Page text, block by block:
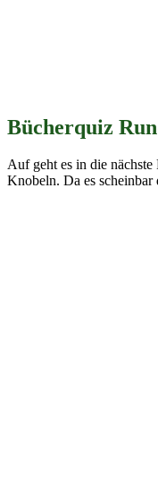
Bücherquiz
Auf geht es in die
Knobeln. Da es scheinbar